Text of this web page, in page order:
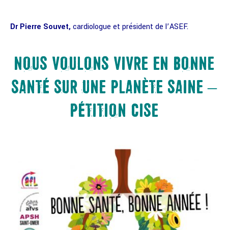
Dr Pierre Souvet, cardiologue et président de l’ASEF.
NOUS VOULONS VIVRE EN BONNE
SANTÉ SUR UNE PLANÈTE SAINE –
PÉTITION CISE